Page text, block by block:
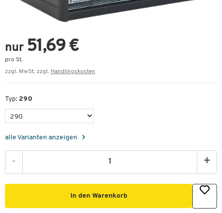
nur 51,69 €
pro St.
zzgl. MwSt. zzgl. Handlingskosten
Typ: 290
alle Varianten anzeigen
- +
In den Warenkorb